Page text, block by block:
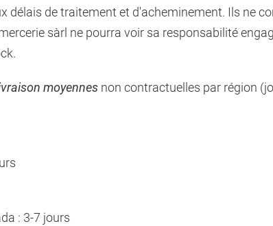
délais de traitement et d'acheminement. Ils ne
sàrl ne pourra voir sa responsabilité
moyennes non contractuelles par région
: 3-7 jours